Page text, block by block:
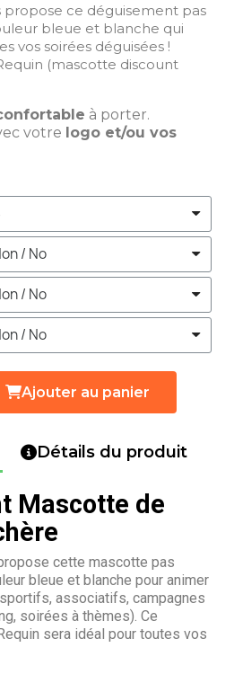
propose ce déguisement pas
bleue et blanche qui
vos soirées déguisées !
(mascotte discount
à porter.
votre logo et/ou vos
Ajouter au panier
Détails du produit
Mascotte de
cette mascotte pas
bleue et blanche pour animer
associatifs, campagnes
soirées à thèmes). Ce
sera idéal pour toutes vos